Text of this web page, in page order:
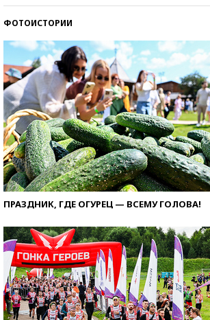
ФОТОИСТОРИИ
ПРАЗДНИК, ГДЕ ОГУРЕЦ — ВСЕМУ ГОЛОВА!